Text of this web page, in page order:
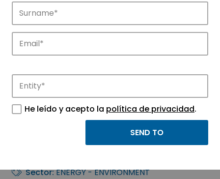
Companies
Discover the companies that drive
Sorelló, Estudis Al
Medi Aquàtic Sl
Sector:ENERGY - ENVIRONMENT
He leído y acepto la política de privacidad.